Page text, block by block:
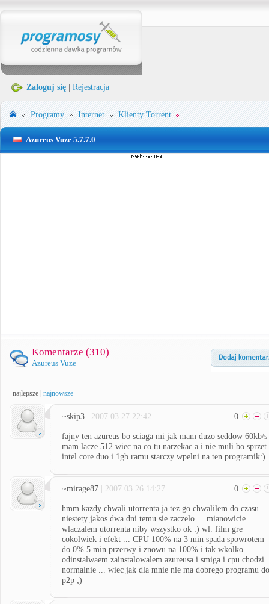
Zaloguj się Rejestracja
Programy Internet Klienty Torrent
Azureus Vuze 5.7.7.0
Komentarze (310)
Azureus Vuze
najlepsze najnowsze
~skip3 | 2007.03.27 22:42 0
fajny ten azureus bo sciaga mi jak mam duzo seddow 60kb/s
mam lacze 512 wiec na co tu narzekac a i nie muli bo sprzet
intel core duo i 1gb ramu starczy wpelni na ten programik:)
~mirage87 | 2007.03.26 14:27 0
hmm kazdy chwali utorrenta ja tez go chwalilem do czasu ...
niestety jakos dwa dni temu sie zaczelo ... mianowicie
wlaczalem utorrenta niby wszystko ok :) wl. film gre
cokolwiek i efekt ... CPU 100% na 3 min spada spowrotem
do 0% 5 min przerwy i znowu na 100% i tak wkolko
odinstalwaem zainstalowalem azureusa i smiga i cpu chodzi
normalnie ... wiec jak dla mnie nie ma dobrego programu do
p2p ;)